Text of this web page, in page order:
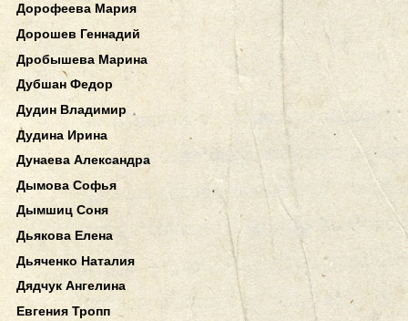
Дорофеева Мария
Дорошев Геннадий
Дробышева Марина
Дубшан Федор
Дудин Владимир
Дудина Ирина
Дунаева Александра
Дымова Софья
Дымшиц Соня
Дьякова Елена
Дьяченко Наталия
Дядчук Ангелина
Евгения Тропп